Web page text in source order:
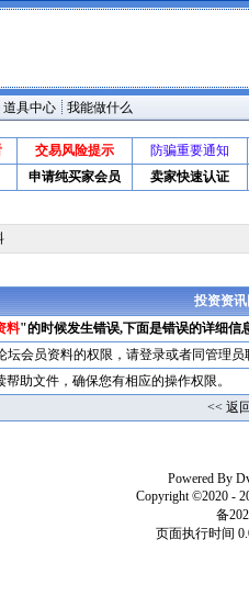
道具中心 我能做什么
交易风险提示
防骗重要通知
申请纯买家会员 卖家快速认证
投资资
料"的时候发生错误,下面是错误的详细信
坛会员资料的权限，请登录或者同管理员
帮助文件，确保您有相应的操作权限。
<< 返
Powered By
Copyright ©2020 -
备
页面执行时间